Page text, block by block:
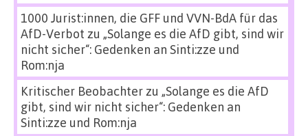
1000 Jurist:innen, die GFF und VVN-BdA für das
AfD-Verbot zu „Solange es die AfD gibt, sind wir
nicht sicher“: Gedenken an Sinti:zze und
Rom:nja
Kritischer Beobachterzu „Solange es die AfD
gibt, sind wir nicht sicher“: Gedenken an
Sinti:zze und Rom:nja